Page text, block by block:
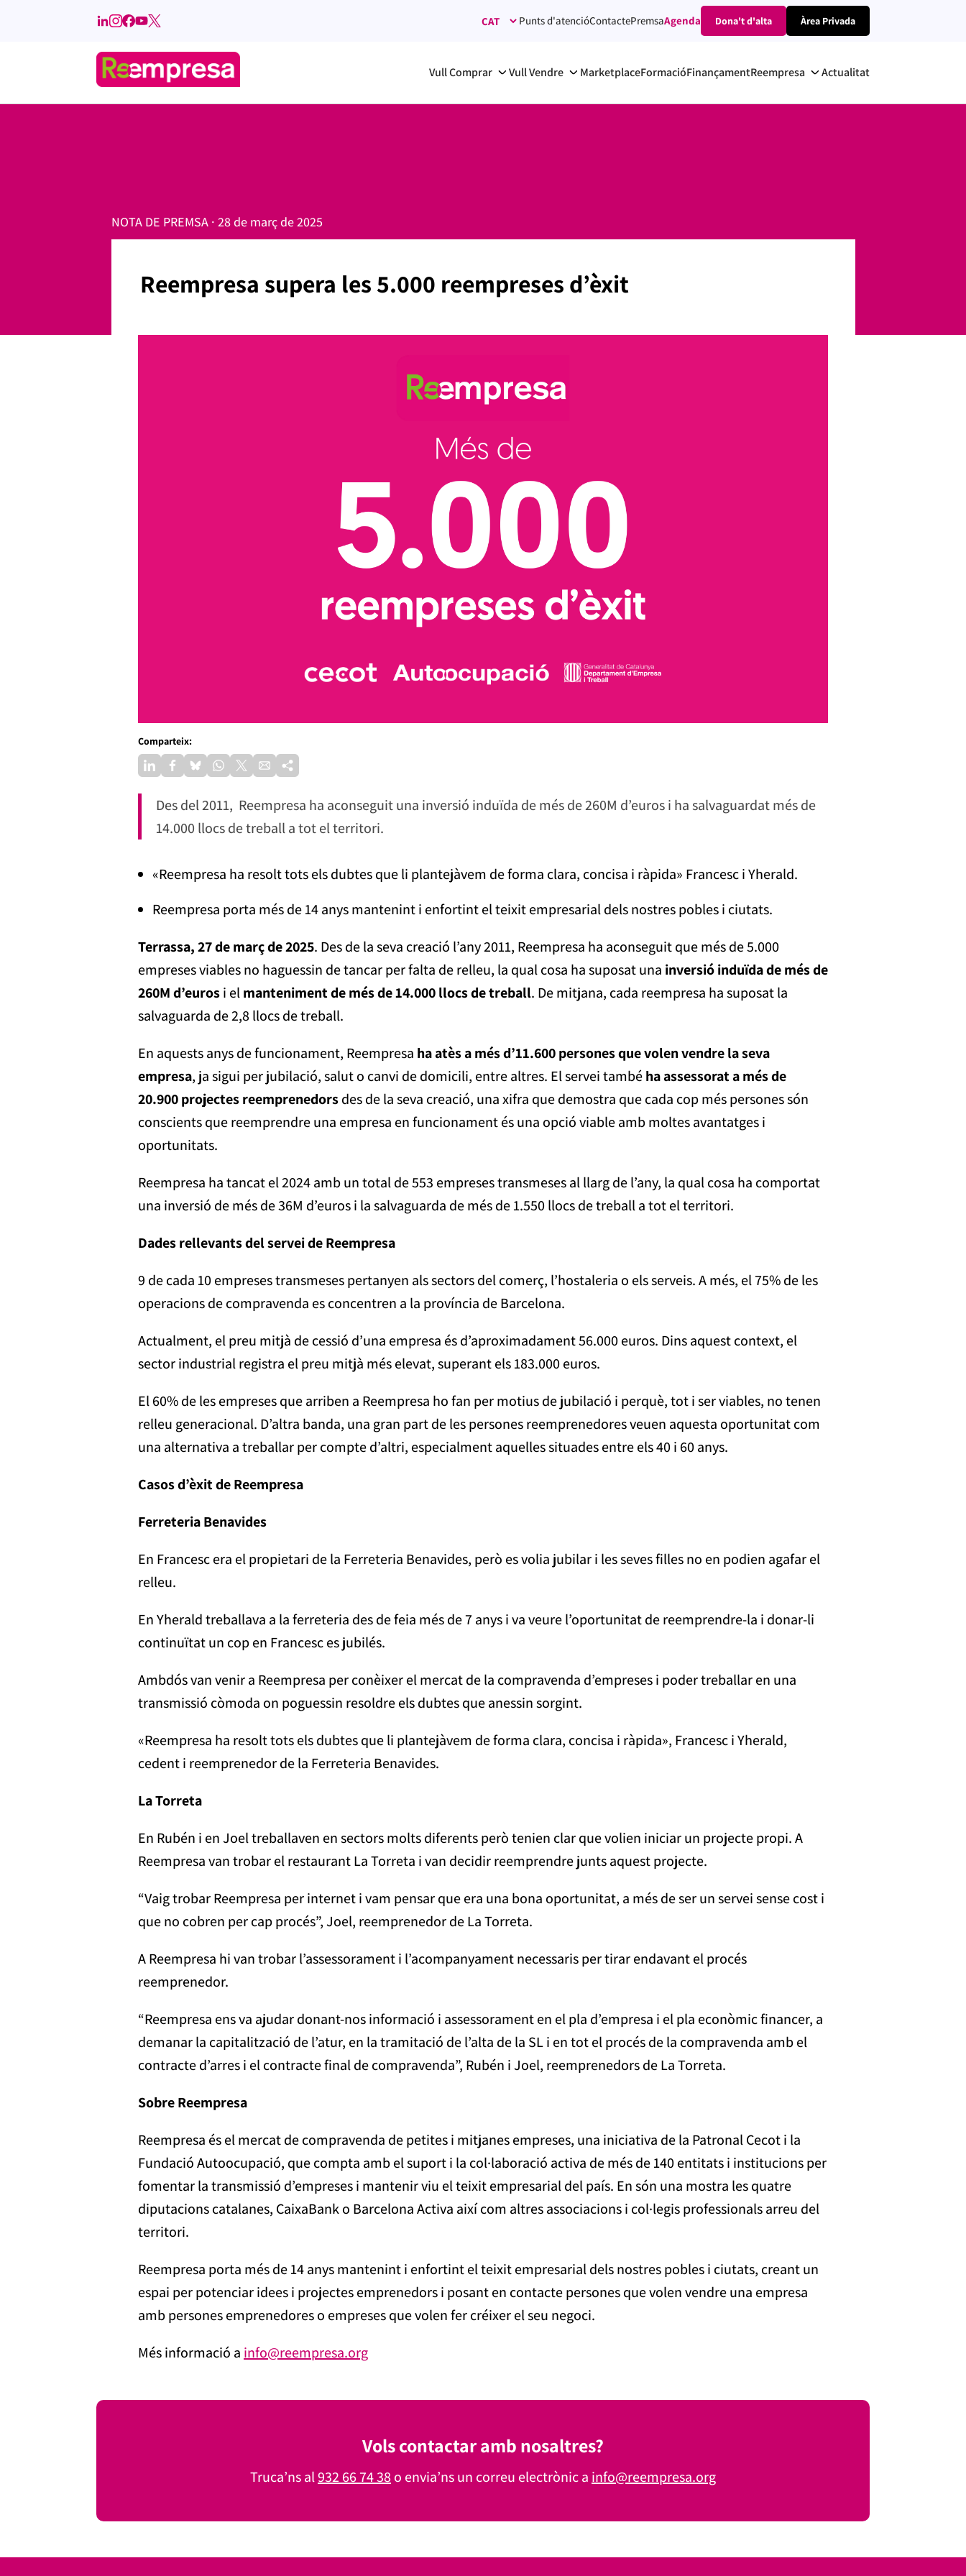
Punts d'atencióContactePremsaAgenda Dona't d'alta Àrea Privada
Vull Comprar Vull Vendre MarketplaceFormacióFinançamentReempresa Actualitat
NOTA DE PREMSA · 28 de març de 2025
Reempresa supera les 5.000 reempreses d’èxit
Comparteix:
Des del 2011, Reempresa ha aconseguit una inversió induïda de més de 260M d’euros i ha salvaguardat més de
14.000 llocs de treball a tot el territori.
«Reempresa ha resolt tots els dubtes que li plantejàvem de forma clara, concisa i ràpida» Francesc i Yherald.
Reempresa porta més de 14 anys mantenint i enfortint el teixit empresarial dels nostres pobles i ciutats.
Terrassa, 27 de març de 2025. Des de la seva creació l’any 2011, Reempresa ha aconseguit que més de 5.000
empreses viables no haguessin de tancar per falta de relleu, la qual cosa ha suposat una inversió induïda de més de
260M d’eurosi elmanteniment de més de14.000 llocs de treball. De mitjana, cada reempresa ha suposat la
salvaguarda de 2,8 llocs de treball.
En aquests anys de funcionament, Reempresa ha atès a més d’11.600 persones que volen vendre la seva
empresa, ja sigui per jubilació, salut o canvi de domicili, entre altres. El servei tambéha assessorat a més de
20.900 projectesreemprenedorsdes de la seva creació, una xifra que demostra que cada cop més persones són
conscients que reemprendre una empresa en funcionament és una opció viable amb moltes avantatges i
oportunitats.
Reempresa ha tancat el 2024 amb un total de 553 empreses transmeses al llarg de l’any, la qual cosa ha comportat
una inversió de més de 36M d’euros i la salvaguarda de més de 1.550 llocs de treball a tot el territori.
Dades rellevants del servei de Reempresa
9 de cada 10 empreses transmeses pertanyen als sectors del comerç, l’hostaleria o els serveis. A més, el 75% de les
operacions de compravenda es concentren a la província de Barcelona.
Actualment, el preu mitjà de cessió d’una empresa és d’aproximadament 56.000 euros. Dins aquest context, el
sector industrial registra el preu mitjà més elevat, superant els 183.000 euros.
El 60% de les empreses que arriben a Reempresa ho fan per motius de jubilació i perquè, tot i ser viables, no tenen
relleu generacional. D’altra banda, una gran part de les persones reemprenedores veuen aquesta oportunitat com
una alternativa a treballar per compte d’altri, especialment aquelles situades entre els 40 i 60 anys.
Casos d’èxit de Reempresa
Ferreteria Benavides
En Francesc era el propietari de la Ferreteria Benavides, però es volia jubilar i les seves filles no en podien agafar el
relleu.
En Yherald treballava a la ferreteria des de feia més de 7 anys i va veure l’oportunitat de reemprendre-la i donar-li
continuïtat un cop en Francesc es jubilés.
Ambdós van venir a Reempresa per conèixer el mercat de la compravenda d’empreses i poder treballar en una
transmissió còmoda on poguessin resoldre els dubtes que anessin sorgint.
«Reempresa ha resolt tots els dubtes que li plantejàvem de forma clara, concisa i ràpida», Francesc i Yherald,
cedent i reemprenedor de la Ferreteria Benavides.
La Torreta
En Rubén i en Joel treballaven en sectors molts diferents però tenien clar que volien iniciar un projecte propi. A
Reempresa van trobar el restaurant La Torreta i van decidir reemprendre junts aquest projecte.
“Vaig trobar Reempresa per internet i vam pensar que era una bona oportunitat, a més de ser un servei sense cost i
que no cobren per cap procés”, Joel, reemprenedor de La Torreta.
A Reempresa hi van trobar l’assessorament i l’acompanyament necessaris per tirar endavant el procés
reemprenedor.
“Reempresa ens va ajudar donant-nos informació i assessorament en el pla d’empresa i el pla econòmic financer, a
demanar la capitalització de l’atur, en la tramitació de l’alta de la SL i en tot el procés de la compravenda amb el
contracte d’arres i el contracte final de compravenda”, Rubén i Joel, reemprenedors de La Torreta.
Sobre Reempresa
Reempresa és el mercat de compravenda de petites i mitjanes empreses, una iniciativa de la Patronal Cecot i la
Fundació Autoocupació, que compta amb el suport i la col·laboració activa de més de 140 entitats i institucions per
fomentar la transmissió d’empreses i mantenir viu el teixit empresarial del país. En són una mostra les quatre
diputacions catalanes, CaixaBank o Barcelona Activa així com altres associacions i col·legis professionals arreu del
territori.
Reempresa porta més de 14 anys mantenint i enfortint el teixit empresarial dels nostres pobles i ciutats, creant un
espai per potenciar idees i projectes emprenedors i posant en contacte persones que volen vendre una empresa
amb persones emprenedores o empreses que volen fer créixer el seu negoci.
Més informació a info@reempresa.org
Vols contactar amb nosaltres?
Truca’ns al932 66 74 38o envia’ns un correu electrònic a info@reempresa.org